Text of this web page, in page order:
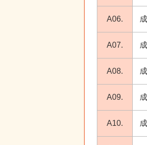
A06.
A07.
A08.
A09.
A10.